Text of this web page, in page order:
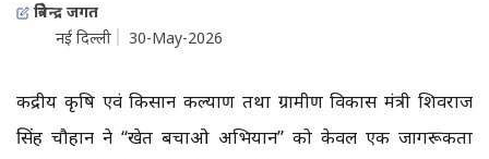
त्रिवेन्द्र जगत
नई दिल्ली
30-May-2026
केंद्रीय कृषि एवं किसान कल्याण तथा ग्रामीण विकास मंत्री शिवराज
सिंह चौहान ने “खेत बचाओ अभियान” को केवल एक जागरूकता